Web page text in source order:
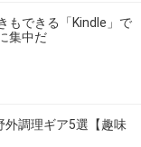
もできる「Kindle」で
集中だ
外調理ギア5選【趣味